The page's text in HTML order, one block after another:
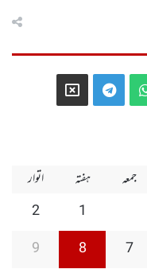
WhatsApp
Telegram
X
جمعہ ہفتہ
اتوار
1
2
7
8
9